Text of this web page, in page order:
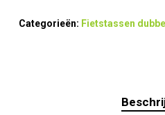
Categorieën: Fietstassen dubbel